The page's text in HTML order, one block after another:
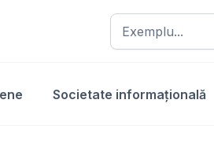
Societate informațională